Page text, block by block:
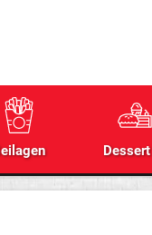
Dessert